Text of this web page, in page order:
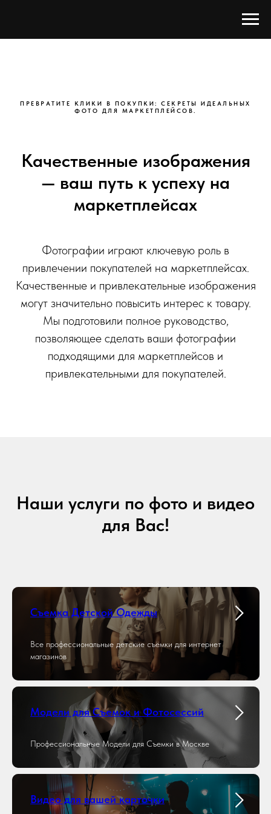
ПРЕВРАТИТЕ КЛИКИ В ПОКУПКИ: СЕКРЕТЫ ИДЕАЛЬНЫХ
ФОТО ДЛЯ МАРКЕТПЛЕЙСОВ.
Качественные изображения
— ваш путь к успеху на
маркетплейсах
Фотографии играют ключевую роль в
привлечении покупателей на маркетплейсах.
Качественные и привлекательные изображения
могут значительно повысить интерес к товару.
Мы подготовили полное руководство,
позволяющее сделать ваши фотографии
подходящими для маркетплейсов и
привлекательными для покупателей.
Наши услуги по фото и видео
для Вас!
Съемка Детской Одежды
Все профессиональные детские съёмки для интернет
магазинов
Модели для Съемок и Фотосессий
Профессиональные Модели для Съемки в Москве
Видео для вашей карточки